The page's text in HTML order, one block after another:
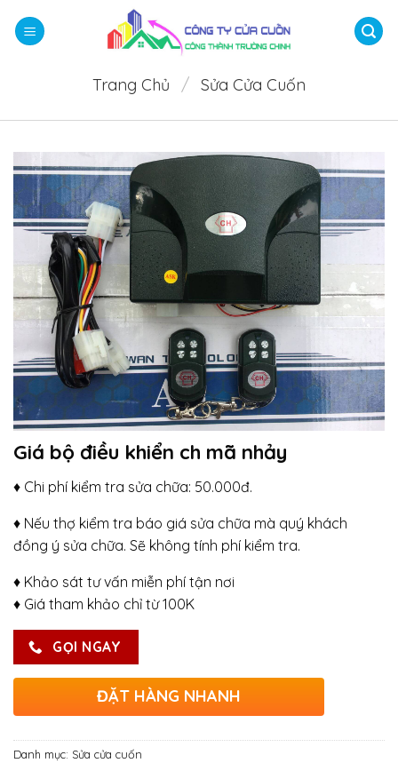
qua
Trang Chủ / Sửa Cửa Cuốn
Giá bộ điều khiển ch mã nhảy
♦ Chi phí kiểm tra sửa chữa: 50.000đ.
♦ Nếu thợ kiểm tra báo giá sửa chữa mà quý khách
đồng ý sửa chữa. Sẽ không tính phí kiểm tra.
♦ Khảo sát tư vấn miễn phí tận nơi
♦ Giá tham khảo chỉ từ 100K
GỌI NGAY
ĐẶT HÀNG NHANH
Danh mục: Sửa cửa cuốn